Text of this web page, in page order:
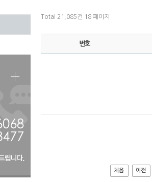
Total 21,085건 18 페이지
번호
처음 이전